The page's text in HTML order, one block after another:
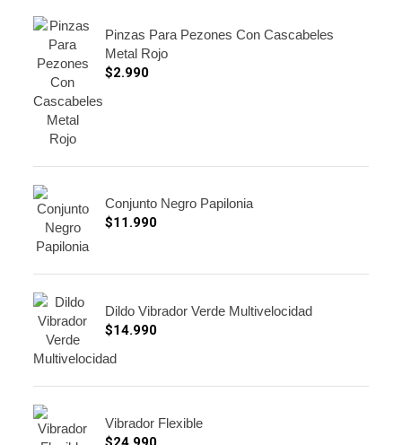
Pinzas Para Pezones Con Cascabeles
Metal Rojo
$2.990
Conjunto Negro Papilonia
$11.990
Dildo Vibrador Verde Multivelocidad
$14.990
Vibrador Flexible